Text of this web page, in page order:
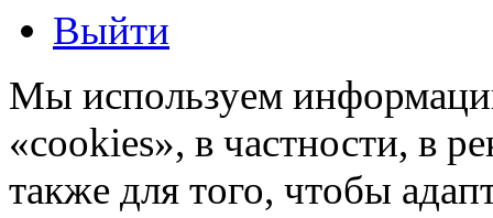
Выйти
Мы используем
«cookies», в частности, в
также для того, чтобы